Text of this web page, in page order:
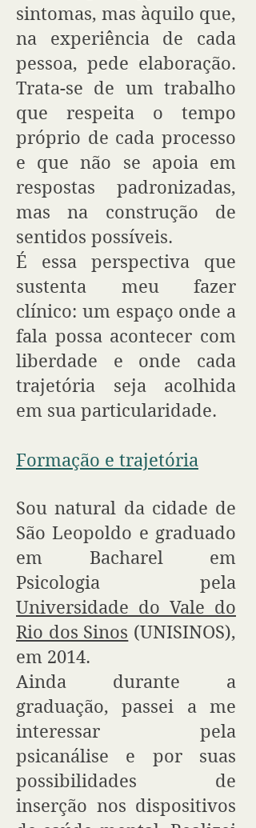
sintomas, mas àquilo que,
na experiência de cada
pessoa, pede elaboração.
Trata-se de um trabalho
que respeita o tempo
próprio de cada processo
e que não se apoia em
respostas padronizadas,
mas na construção de
sentidos possíveis.
É essa perspectiva que
sustenta meu fazer
clínico: um espaço onde a
fala possa acontecer com
liberdade e onde cada
trajetória seja acolhida
em sua particularidade.
Formação e trajetória
Sou natural da cidade de
São Leopoldo e graduado
em Bacharel em
Psicologia pela
Universidade do Vale do
Rio dos Sinos (UNISINOS),
em 2014.
Ainda durante a
graduação, passei a me
interessar pela
psicanálise e por suas
possibilidades de
inserção nos dispositivos